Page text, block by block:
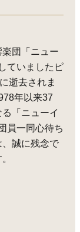
団「ニュー
ていましたピ
逝去されま
年以来37
「ニューイ
員一同心待ち
誠に残念で